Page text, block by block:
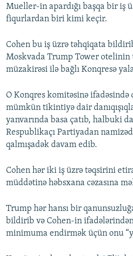
Mueller-in apardığı başqa bir iş
fiqurlardan biri kimi keçir.
Cohen bu iş üzrə təhqiqata
Moskvada Trump Tower otelinin
müzakirəsi ilə bağlı Konqresə
O Konqres komitəsinə
mümkün tikintiyə dair
yanvarında basa çatıb, halbuki
Respublikaçı Partiyadan
qalmışadək davam edib.
Cohen hər iki iş üzrə təqsirini
müddətinə həbsxana cəzasına
Trump hər hansı bir
bildirib və Cohen-in
minimuma endirmək üçün onu